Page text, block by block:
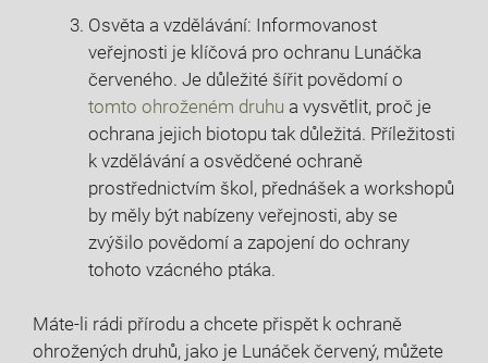
Osvěta a vzdělávání: Informovanost
veřejnosti je klíčová pro ochranu Lunáčka
červeného. Je důležité šířit povědomí o
tomto ohroženém druhu a vysvětlit, proč je
ochrana jejich biotopu tak důležitá. Příležitosti
k vzdělávání a osvědčené ochraně
prostřednictvím škol, přednášek a workshopů
by měly být nabízeny veřejnosti, aby se
zvýšilo povědomí a zapojení do ochrany
tohoto vzácného ptáka.
Máte-li rádi přírodu a chcete přispět k ochraně
ohrožených druhů, jako je Lunáček červený, můžete